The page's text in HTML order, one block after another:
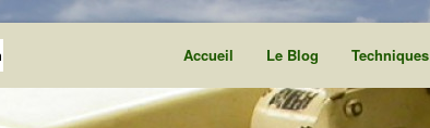
Accueil Le Blog Techniques